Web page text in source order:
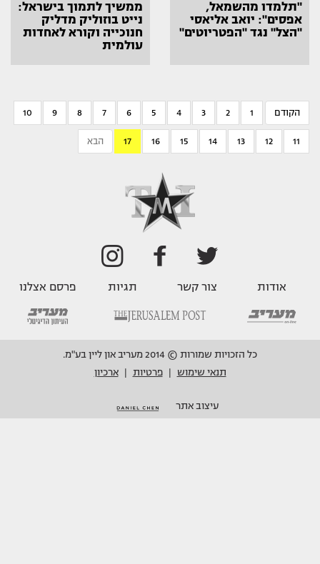
"תלמדו מהשמאל,
אפסים": יואב אליאסי
"הצל" נגד "הפטריוטים"
ממשיך לתמוך בישראל:
נייט בוזוליק מדליק
חנוכייה וקורא לאחדות
עולמית
הקודם 1
2
3
4
5
6
7
8
9
10
11
12
13
14
15
16
17 הבא
אודות צור קשר תגיות פרסם אצלנו
כל הזכויות שמורות © 2014 מעריב און ליין בע"מ.
תנאי שימוש
פרטיות ארכיון
עיצוב אתר